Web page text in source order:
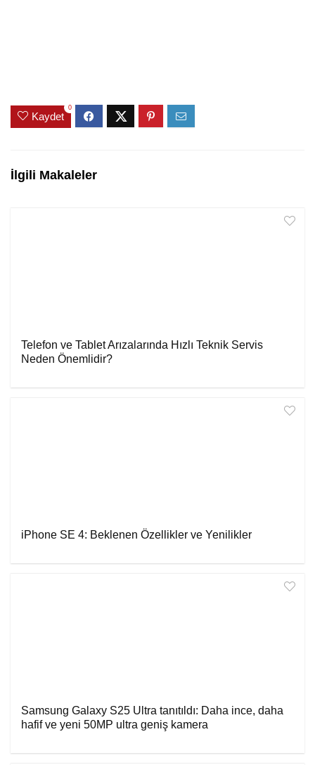
Kaydet
0
İlgili Makaleler
Telefon ve Tablet Arızalarında Hızlı Teknik Servis
Neden Önemlidir?
iPhone SE 4: Beklenen Özellikler ve Yenilikler
Samsung Galaxy S25 Ultra tanıtıldı: Daha ince, daha
hafif ve yeni 50MP ultra geniş kamera